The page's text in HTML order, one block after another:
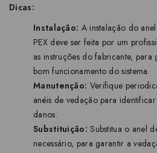
Dicas:
Instalação: A instalação do
PEX deve ser feita por um
as instruções do fabricante,
bom funcionamento do sistema.
Manutenção: Verifique
anéis de vedação para identificar
danos.
Substituição: Substitua o anel
necessário, para garantir a